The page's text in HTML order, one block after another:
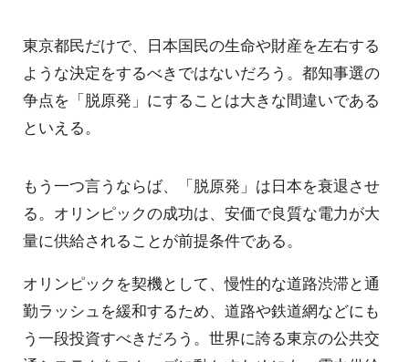
東京都民だけで、日本国民の生命や財産を左右する
ような決定をするべきではないだろう。都知事選の
争点を「脱原発」にすることは大きな間違いである
といえる。
もう一つ言うならば、「脱原発」は日本を衰退させ
る。オリンピックの成功は、安価で良質な電力が大
量に供給されることが前提条件である。
オリンピックを契機として、慢性的な道路渋滞と通
勤ラッシュを緩和するため、道路や鉄道網などにも
う一段投資すべきだろう。世界に誇る東京の公共交